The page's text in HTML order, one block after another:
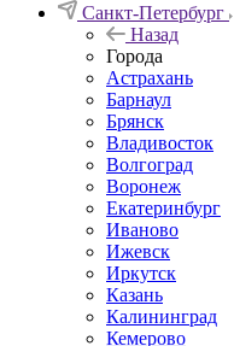
Санкт-Петербург
Назад
Города
Астрахань
Барнаул
Брянск
Владивосток
Волгоград
Воронеж
Екатеринбург
Иваново
Ижевск
Иркутск
Казань
Калининград
Кемерово